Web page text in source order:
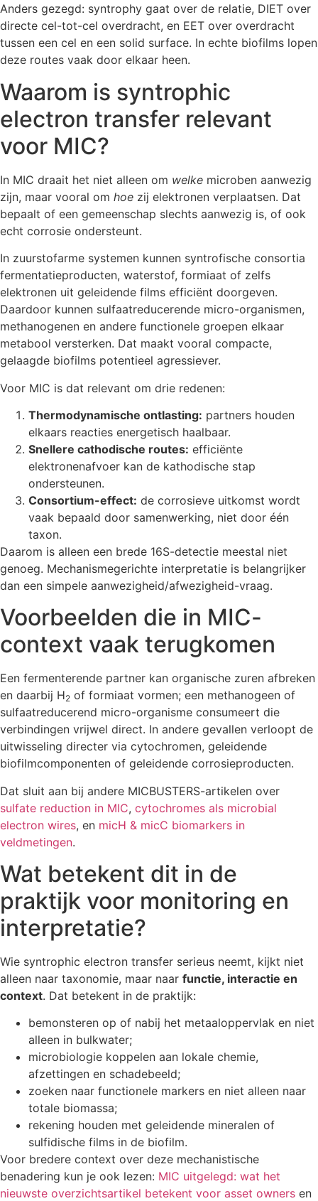
Anders gezegd: syntrophy gaat over de relatie, DIET over
directe cel-tot-cel overdracht, en EET over overdracht
tussen een cel en een solid surface. In echte biofilms lopen
deze routes vaak door elkaar heen.
Waarom is syntrophic
electron transfer relevant
voor MIC?
In MIC draait het niet alleen om welke microben aanwezig
zijn, maar vooral om hoe zij elektronen verplaatsen. Dat
bepaalt of een gemeenschap slechts aanwezig is, of ook
echt corrosie ondersteunt.
In zuurstofarme systemen kunnen syntrofische consortia
fermentatieproducten, waterstof, formiaat of zelfs
elektronen uit geleidende films efficiënt doorgeven.
Daardoor kunnen sulfaatreducerende micro-organismen,
methanogenen en andere functionele groepen elkaar
metabool versterken. Dat maakt vooral compacte,
gelaagde biofilms potentieel agressiever.
Voor MIC is dat relevant om drie redenen:
Thermodynamische ontlasting: partners houden
elkaars reacties energetisch haalbaar.
Snellere cathodische routes: efficiënte
elektronenafvoer kan de kathodische stap
ondersteunen.
Consortium-effect: de corrosieve uitkomst wordt
vaak bepaald door samenwerking, niet door één
taxon.
Daarom is alleen een brede 16S-detectie meestal niet
genoeg. Mechanismegerichte interpretatie is belangrijker
dan een simpele aanwezigheid/afwezigheid-vraag.
Voorbeelden die in MIC-
context vaak terugkomen
Een fermenterende partner kan organische zuren afbreken
en daarbij H2 of formiaat vormen; een methanogeen of
sulfaatreducerend micro-organisme consumeert die
verbindingen vrijwel direct. In andere gevallen verloopt de
uitwisseling directer via cytochromen, geleidende
biofilmcomponenten of geleidende corrosieproducten.
Dat sluit aan bij andere MICBUSTERS-artikelen over
sulfate reduction in MIC, cytochromes als microbial
electron wires, en micH & micC biomarkers in
veldmetingen.
Wat betekent dit in de
praktijk voor monitoring en
interpretatie?
Wie syntrophic electron transfer serieus neemt, kijkt niet
alleen naar taxonomie, maar naar functie, interactie en
context. Dat betekent in de praktijk:
bemonsteren op of nabij het metaaloppervlak en niet
alleen in bulkwater;
microbiologie koppelen aan lokale chemie,
afzettingen en schadebeeld;
zoeken naar functionele markers en niet alleen naar
totale biomassa;
rekening houden met geleidende mineralen of
sulfidische films in de biofilm.
Voor bredere context over deze mechanistische
benadering kun je ook lezen: MIC uitgelegd: wat het
nieuwste overzichtsartikel betekent voor asset owners en